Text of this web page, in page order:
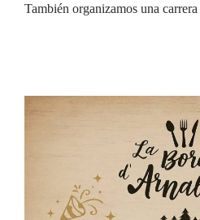
También organizamos una carrera